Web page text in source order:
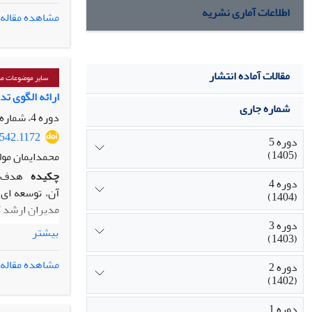
تحقیق و
تجارت
می‌دهند که
مشاهده مقاله
سایر موضوعات
ارائه الگوی
دوره 4، شماره 2، تابستان 1404، صفحه
محمدایمان
چکیده هدف
11 انجام
ایجاد
بیشتر
مشاهده مقاله
اطلاعات آماری نشریه
مقالات آماده انتشار
شماره جاری
دوره 5
(1405)
دوره 4
(1404)
دوره 3
(1403)
دوره 2
(1402)